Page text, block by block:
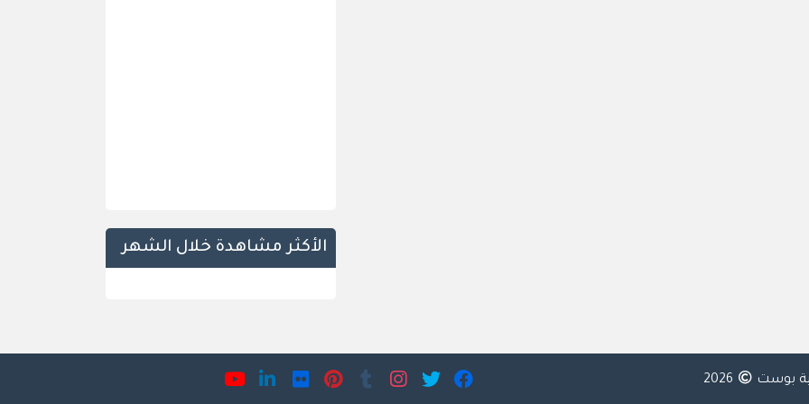
الأكثر مشاهدة خلال الشهر
بوست